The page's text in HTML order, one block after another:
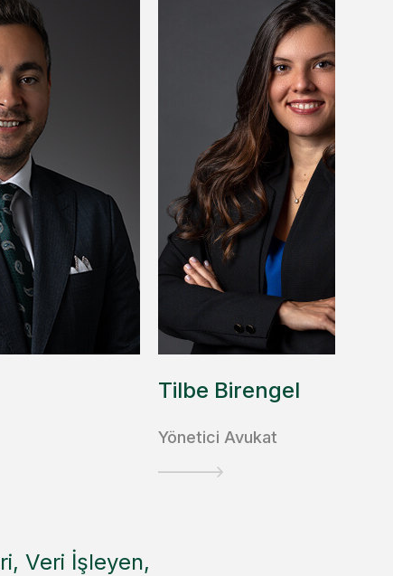
Tilbe Birengel
Yönetici Avukat
Veri İşleyen,